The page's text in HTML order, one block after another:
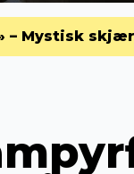
– Mystisk